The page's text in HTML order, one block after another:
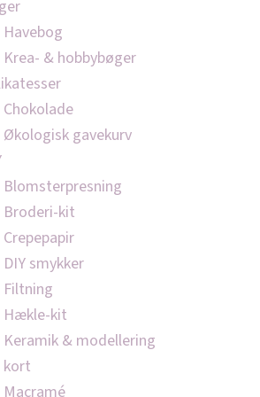
Havebog
Krea- & hobbybøger
Chokolade
Økologisk gavekurv
Blomsterpresning
Broderi-kit
Crepepapir
DIY smykker
Filtning
Hækle-kit
Keramik & modellering
kort
Macramé